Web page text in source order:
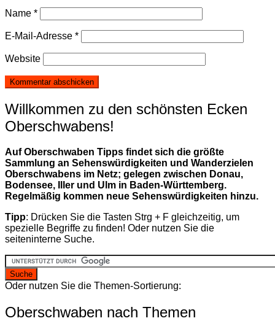
Name *
E-Mail-Adresse *
Website
Willkommen zu den schönsten Ecken
Oberschwabens!
Auf Oberschwaben Tipps findet sich die größte
Sammlung an Sehenswürdigkeiten und Wanderzielen
Oberschwabens im Netz; gelegen zwischen Donau,
Bodensee, Iller und Ulm in Baden-Württemberg.
Regelmäßig kommen neue Sehenswürdigkeiten hinzu.
Tipp: Drücken Sie die Tasten Strg + F gleichzeitig, um
spezielle Begriffe zu finden! Oder nutzen Sie die
seiteninterne Suche.
Oder nutzen Sie die Themen-Sortierung:
Oberschwaben nach Themen